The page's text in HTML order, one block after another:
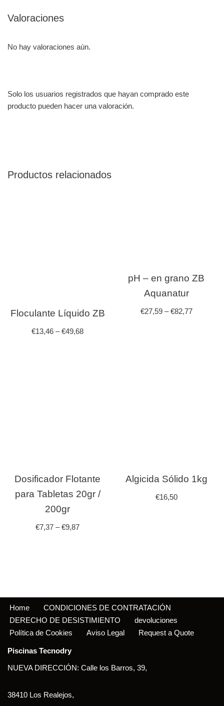
Valoraciones
No hay valoraciones aún.
Solo los usuarios registrados que hayan comprado este
producto pueden hacer una valoración.
Productos relacionados
Floculante Líquido ZB
€13,46 –€49,68
pH – en grano ZB
Aquanatur
€27,59–€82,77
Dosificador Flotante
para Tabletas 20gr /
200gr
€7,37 –€9,87
Algicida Sólido 1kg
€16,50
Home
CONDICIONES DE CONTRATACIÓN
DERECHO DE DESISTIMIENTO
devoluciones
Política de Cookies
Aviso Legal Request a Quote
Piscinas Tecnodry
NUEVA DIRECCIÓN: Calle los Barros, 39,
38410 Los Realejos,